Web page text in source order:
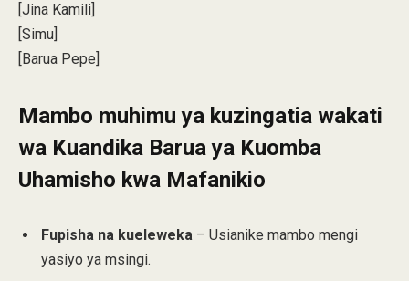
[Jina Kamili]
[Simu]
[Barua Pepe]
Mambo muhimu ya kuzingatia wakati
wa Kuandika Barua ya Kuomba
Uhamisho kwa Mafanikio
Fupisha na kueleweka – Usianike mambo mengi
yasiyo ya msingi.